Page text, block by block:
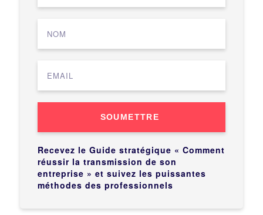
SOUMETTRE
Recevez le Guide stratégique « Comment
réussir la transmission de son
entreprise » et suivez les puissantes
méthodes des professionnels